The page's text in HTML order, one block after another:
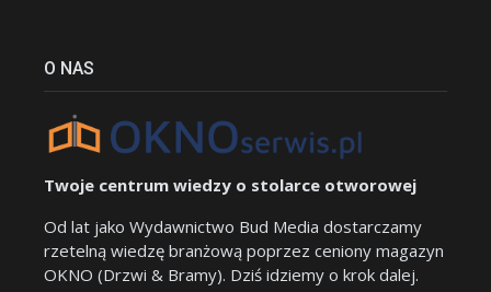
O NAS
Twoje centrum wiedzy o stolarce otworowej
Od lat jako Wydawnictwo Bud Media dostarczamy
rzetelną wiedzę branżową poprzez ceniony magazyn
OKNO (Drzwi & Bramy). Dziś idziemy o krok dalej.